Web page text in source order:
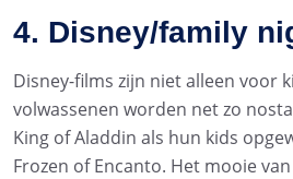
4. Disney/family
Disney-films zijn niet alleen voor
volwassenen worden net zo
King of Aladdin als hun kids
Frozen of Encanto. Het mooie